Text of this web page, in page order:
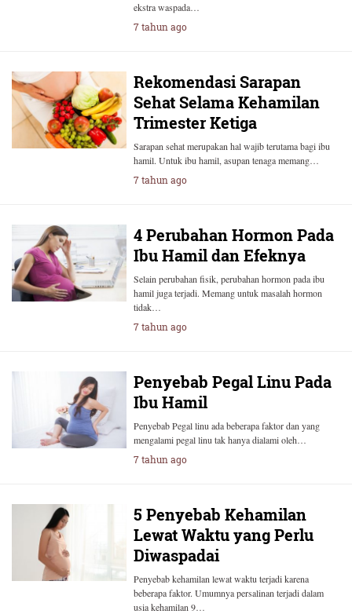
ekstra waspada…
7 tahun ago
Rekomendasi Sarapan
Sehat Selama Kehamilan
Trimester Ketiga
Sarapan sehat merupakan hal wajib terutama bagi ibu
hamil. Untuk ibu hamil, asupan tenaga memang…
7 tahun ago
4 Perubahan Hormon Pada
Ibu Hamil dan Efeknya
Selain perubahan fisik, perubahan hormon pada ibu
hamil juga terjadi. Memang untuk masalah hormon
tidak…
7 tahun ago
Penyebab Pegal Linu Pada
Ibu Hamil
Penyebab Pegal linu ada beberapa faktor dan yang
mengalami pegal linu tak hanya dialami oleh…
7 tahun ago
5 Penyebab Kehamilan
Lewat Waktu yang Perlu
Diwaspadai
Penyebab kehamilan lewat waktu terjadi karena
beberapa faktor. Umumnya persalinan terjadi dalam
usia kehamilan 9…